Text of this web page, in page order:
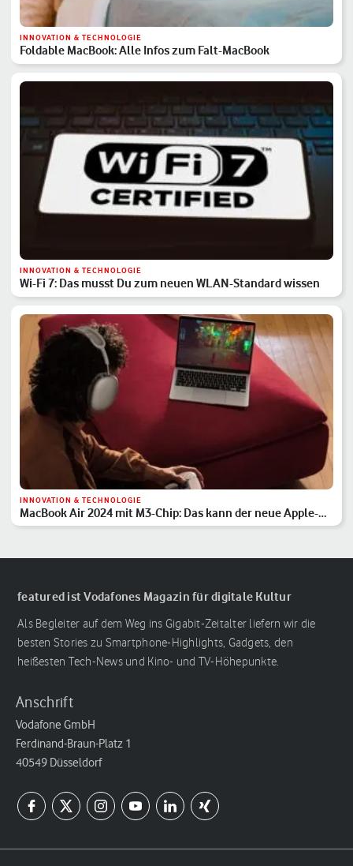
INNOVATION & TECHNOLOGIE
Foldable MacBook: Alle Infos zum Falt-MacBook
INNOVATION & TECHNOLOGIE
Wi-Fi 7: Das musst Du zum neuen WLAN-Standard wissen
INNOVATION & TECHNOLOGIE
MacBook Air 2024 mit M3-Chip: Das kann der neue Apple-
Laptop
featured ist Vodafones Magazin für digitale Kultur
Als Begleiter auf dem Weg ins Gigabit-Zeitalter liefern wir die
besten Stories zu Smartphone-Highlights, Gadgets, den
heißesten Tech-News und Kino- und TV-Höhepunkte.
Anschrift
Vodafone GmbH
Ferdinand-Braun-Platz 1
40549 Düsseldorf